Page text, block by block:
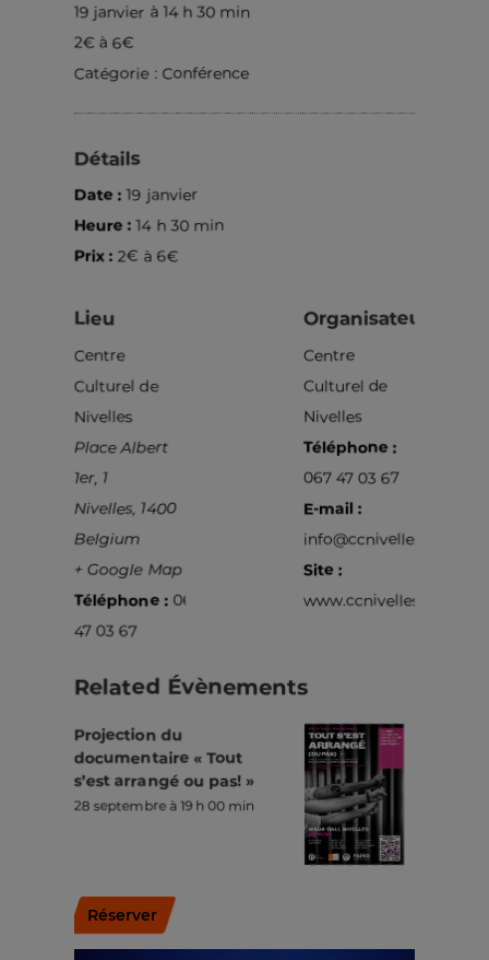
19 janvier à 14 h 30 min
2€ à 6€
Catégorie : Conférence
Détails
Date :19 janvier
Heure :14 h 30 min
Prix : 2€ à 6€
Lieu
Centre
Culturel de
Nivelles
Place Albert
1er, 1
Nivelles 1400
Belgium
+ Google Map
Téléphone : 067
47 03 67
Organisateur
Centre
Culturel de
Nivelles
Téléphone :
067 47 03 67
E-mail :
info@ccnivelles.be
Site :
www.ccnivelles.be
Related Évènements
Projection du
documentaire « Tout
s’est arrangé ou pas! »
28 septembre à 19 h 00 min
Réserver